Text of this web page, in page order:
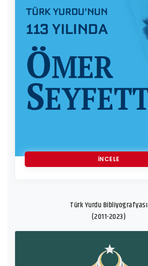
İNCELE
Türk Yurdu Bibliyografyası
(2011-2023)